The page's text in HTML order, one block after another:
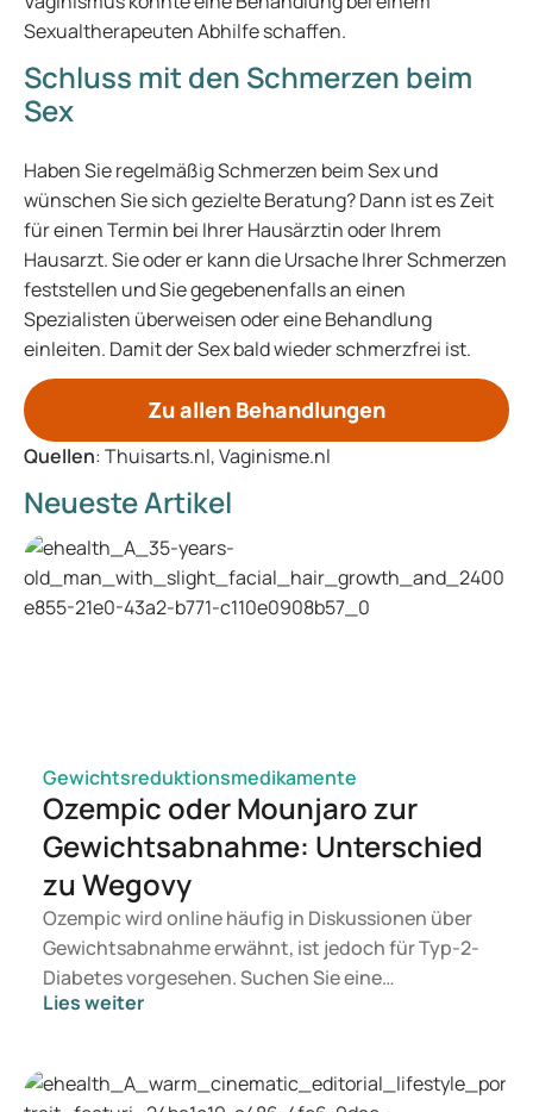
Sexualtherapeuten Abhilfe schaffen.
Schluss mit den Schmerzen beim
Sex
Haben Sie regelmäßig Schmerzen beim Sex und
wünschen Sie sich gezielte Beratung? Dann ist es Zeit
für einen Termin bei Ihrer Hausärztin oder Ihrem
Hausarzt. Sie oder er kann die Ursache Ihrer Schmerzen
feststellen und Sie gegebenenfalls an einen
Spezialisten überweisen oder eine Behandlung
einleiten. Damit der Sex bald wieder schmerzfrei ist.
Zu allen Behandlungen
Quellen: Thuisarts.nl, Vaginisme.nl
Neueste Artikel
Gewichtsreduktionsmedikamente
Ozempic oder Mounjaro zur
Gewichtsabnahme: Unterschied
zu Wegovy
Ozempic wird online häufig in Diskussionen über
Gewichtsabnahme erwähnt, ist jedoch für Typ-2-
Diabetes vorgesehen. Suchen Sie eine
Behandlung zur Gewichtskontrolle, kommen eher
Arzt auf Basis Ihrer Gesundheit, Ihres BMI und
Lies weiter